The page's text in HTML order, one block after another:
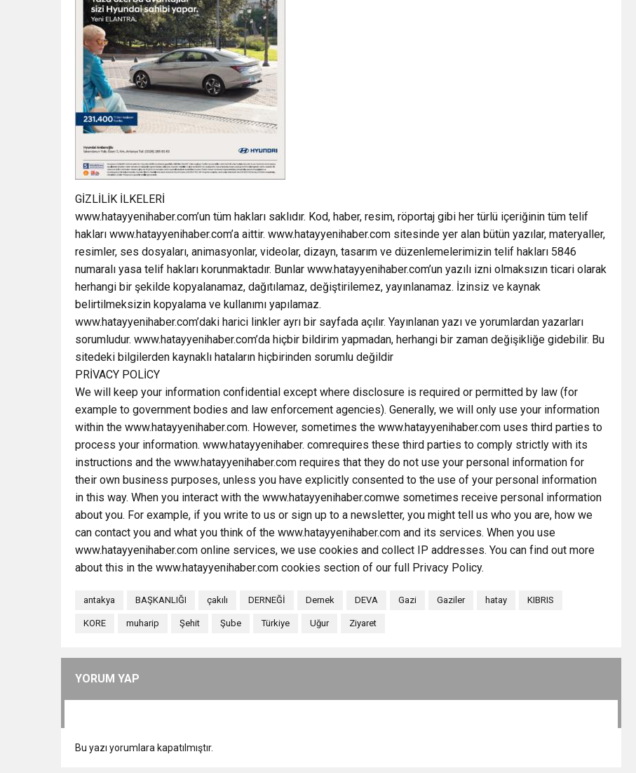
GİZLİLİK İLKELERİ
www.hatayyenihaber.com’un tüm hakları saklıdır. Kod, haber, resim, röportaj gibi her türlü içeriğinin tüm telif
hakları www.hatayyenihaber.com’a aittir. www.hatayyenihaber.com sitesinde yer alan bütün yazılar, materyaller,
resimler, ses dosyaları, animasyonlar, videolar, dizayn, tasarım ve düzenlemelerimizin telif hakları 5846
numaralı yasa telif hakları korunmaktadır. Bunlar www.hatayyenihaber.com’un yazılı izni olmaksızın ticari olarak
herhangi bir şekilde kopyalanamaz, dağıtılamaz, değiştirilemez, yayınlanamaz. İzinsiz ve kaynak
belirtilmeksizin kopyalama ve kullanımı yapılamaz.
www.hatayyenihaber.com’daki harici linkler ayrı bir sayfada açılır. Yayınlanan yazı ve yorumlardan yazarları
sorumludur. www.hatayyenihaber.com’da hiçbir bildirim yapmadan, herhangi bir zaman değişikliğe gidebilir. Bu
sitedeki bilgilerden kaynaklı hataların hiçbirinden sorumlu değildir
PRİVACY POLİCY
We will keep your information confidential except where disclosure is required or permitted by law (for
example to government bodies and law enforcement agencies). Generally, we will only use your information
within the www.hatayyenihaber.com. However, sometimes the www.hatayyenihaber.com uses third parties to
process your information. www.hatayyenihaber. comrequires these third parties to comply strictly with its
instructions and the www.hatayyenihaber.com requires that they do not use your personal information for
their own business purposes, unless you have explicitly consented to the use of your personal information
in this way. When you interact with the www.hatayyenihaber.comwe sometimes receive personal information
about you. For example, if you write to us or sign up to a newsletter, you might tell us who you are, how we
can contact you and what you think of the www.hatayyenihaber.com and its services. When you use
www.hatayyenihaber.com online services, we use cookies and collect IP addresses. You can find out more
about this in the www.hatayyenihaber.com cookies section of our full Privacy Policy.
antakya BAŞKANLIĞI çakılı DERNEĞİ Dernek DEVA Gazi Gaziler hatay KIBRIS
KORE muharip Şehit Şube Türkiye Uğur Ziyaret
YORUM YAP
Bu yazı yorumlara kapatılmıştır.